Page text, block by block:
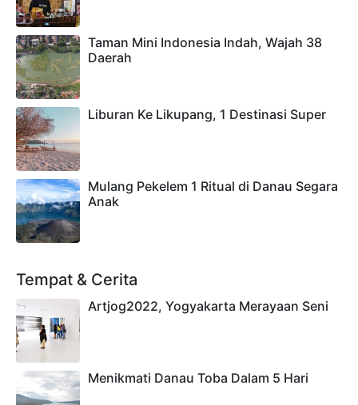
Taman Mini Indonesia Indah, Wajah 38
Daerah
Liburan Ke Likupang, 1 Destinasi Super
Mulang Pekelem 1 Ritual di Danau Segara
Anak
Tempat & Cerita
Artjog2022, Yogyakarta Merayaan Seni
Menikmati Danau Toba Dalam 5 Hari